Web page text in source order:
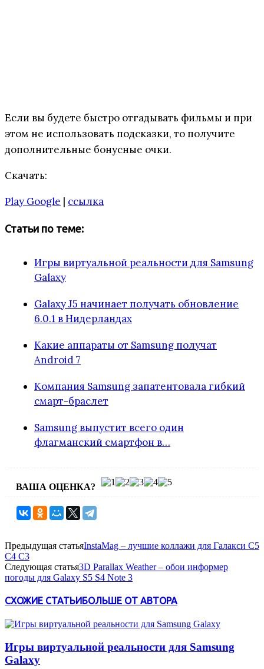
Если вы будете быстро отгадывать фильмы и при
этом не использовать подсказки, то получите
дополнительные бонусные очки.
Скачать:
Play Google | ссылка
Статьи по теме:
Игры виртуальной реальности для Samsung
Galaxy
Galaxy J5 начинает получать обновление
6.0.1 в Нидерландах
Какие аппараты от Samsung получат
Android 7
Компания Samsung запатентовала гибкий
смарт-браслет
Samsung выпустит всего один
флагманский смартфон в…
ВАША ОЦЕНКА?
Предыдущая статьяInstaMag – лучшие коллажи для Галакси С5
С4 С3
Следующая статья3D Parallax Weather – обои информер
погоды для Galaxy S5 S4 Note 3
СХОЖИЕ СТАТЬИБОЛЬШЕ ОТ АВТОРА
Игры виртуальной реальности для Samsung
Galaxy